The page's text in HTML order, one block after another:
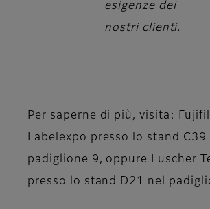
esigenze dei
nostri clienti.
Per saperne di più, visita:
Labelexpo presso lo stand C39
padiglione 9, oppure Luscher
presso lo stand D21 nel